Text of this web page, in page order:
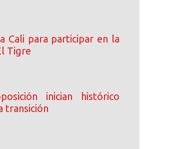
Cali para participar en la
Tigre
inician histórico
transición